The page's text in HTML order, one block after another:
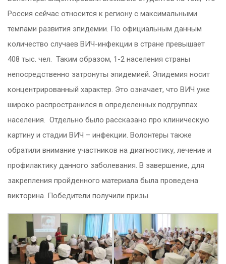
Россия сейчас относится к региону с максимальными
темпами развития эпидемии. По официальным данным
количество случаев ВИЧ-инфекции в стране превышает
408 тыс. чел. Таким образом, 1-2 населения страны
непосредственно затронуты эпидемией. Эпидемия носит
концентрированный характер. Это означает, что ВИЧ уже
широко распространился в определенных подгруппах
населения. Отдельно было рассказано про клиническую
картину и стадии ВИЧ – инфекции. Волонтеры также
обратили внимание участников на диагностику, лечение и
профилактику данного заболевания. В завершение, для
закрепления пройденного материала была проведена
викторина. Победители получили призы.